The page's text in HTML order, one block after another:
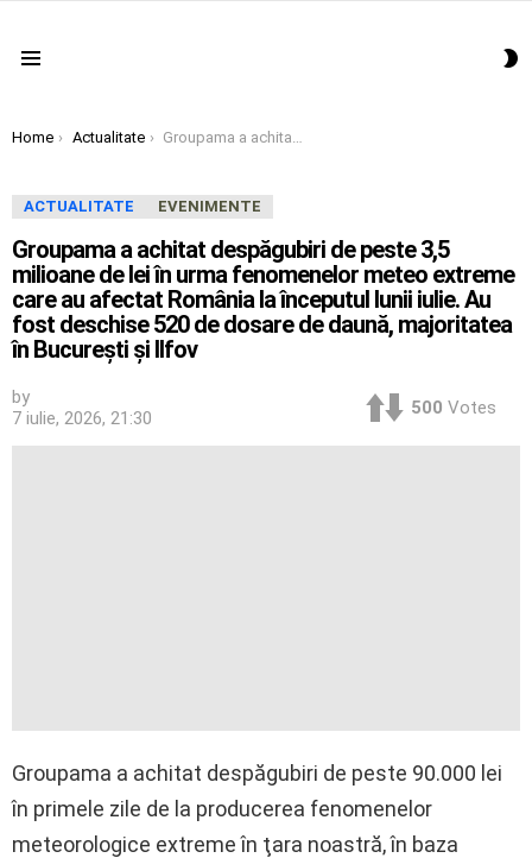
You are here:
Home Actualitate Groupama a achitat despăgubiri de peste 3,5 milioane de lei în urma fenomenelor meteo extreme care au afectat România la începutul lunii iulie. Au fost deschise 520 de dosare de daună, majoritatea în Bucureşti şi Ilfov
ACTUALITATE EVENIMENTE
Groupama a achitat despăgubiri de peste 3,5
milioane de lei în urma fenomenelor meteo extreme
care au afectat România la începutul lunii iulie. Au
fost deschise 520 de dosare de daună, majoritatea
în Bucureşti şi Ilfov
by
7 iulie, 2026, 21:30
500 Votes
Groupama a achitat despăgubiri de peste 90.000 lei
în primele zile de la producerea fenomenelor
meteorologice extreme în ţara noastră, în baza